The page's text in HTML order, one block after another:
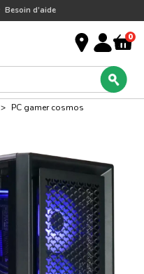
Besoin d’aide
0
> PC gamer cosmos